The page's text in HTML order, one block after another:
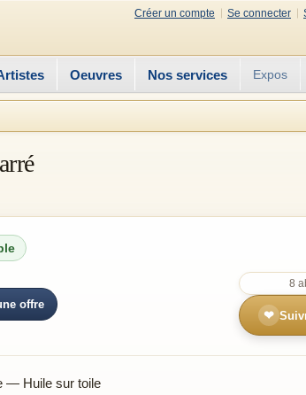
Créer un compte Se connecter
Oeuvres Nos services Expos
offre
8
❤
— Huile sur toile